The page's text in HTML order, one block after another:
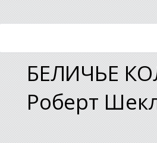
БЕЛИЧЬЕ
Роберт